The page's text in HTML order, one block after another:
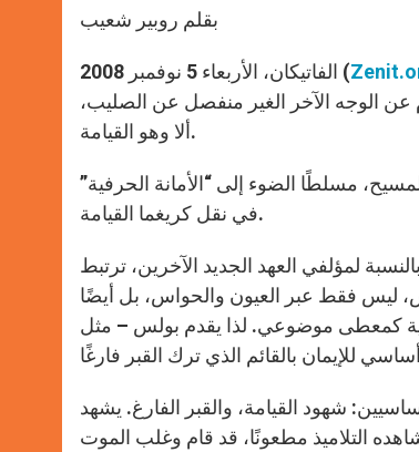
p
p
g
e
o
k
بقلم روبير شعيب
الفاتيكان، الأربعاء 5 نوفمبر 2008 (
الوجه الآخر الغير منفصل عن الصليب،
ألا وهو القيامة.
مسلطًا الضوء إلى “الأمانة الحرفية”
في نقل كريغما القيامة.
لمؤلفي العهد الجديد الآخرين، ترتبط
ليس فقط عبر العيون والحواس، بل أيضًا
كمعطى موضوعي. لذا يقدم بولس – مثل
شهود القيامة، والقبر الفارغ. يشهد